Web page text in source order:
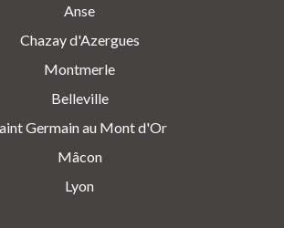
Anse
Chazay d'Azergues
Montmerle
Belleville
Germain au Mont d'Or
Mâcon
Lyon